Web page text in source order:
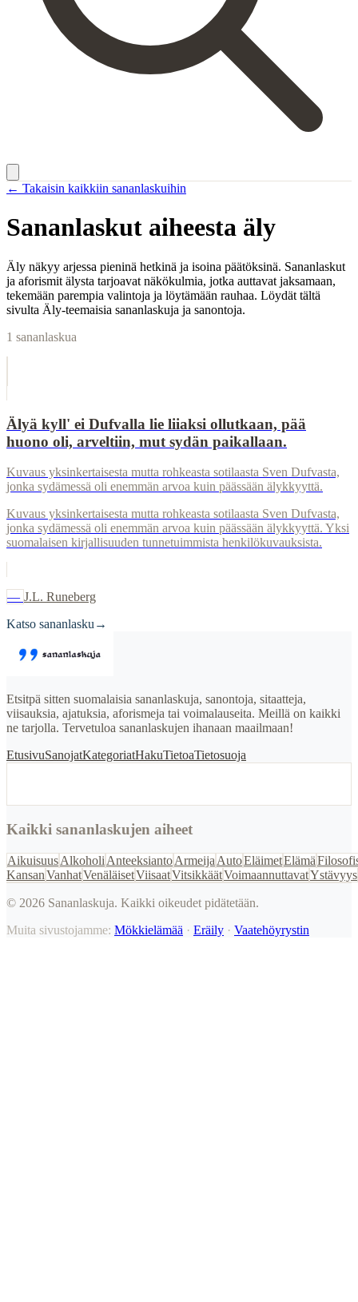
← Takaisin kaikkiin sananlaskuihin
Sananlaskut aiheesta äly
Äly näkyy arjessa pieninä hetkinä ja isoina päätöksinä. Sananlaskut
ja aforismit älysta tarjoavat näkökulmia, jotka auttavat jaksamaan,
tekemään parempia valintoja ja löytämään rauhaa. Löydät tältä
sivulta Äly-teemaisia sananlaskuja ja sanontoja.
1 sananlaskua
Älyä kyll' ei Dufvalla lie liiaksi ollutkaan, pää
huono oli, arveltiin, mut sydän paikallaan.
Kuvaus yksinkertaisesta mutta rohkeasta sotilaasta Sven Dufvasta,
jonka sydämessä oli enemmän arvoa kuin päässään älykkyyttä.
Kuvaus yksinkertaisesta mutta rohkeasta sotilaasta Sven Dufvasta,
jonka sydämessä oli enemmän arvoa kuin päässään älykkyyttä. Yksi
suomalaisen kirjallisuuden tunnetuimmista henkilökuvauksista.
— J.L. Runeberg
Katso sananlasku →
Etsitpä sitten suomalaisia sananlaskuja, sanontoja, sitaatteja,
viisauksia, ajatuksia, aforismeja tai voimalauseita. Meillä on kaikki
ne tarjolla. Tervetuloa sananlaskujen ihanaan maailmaan!
EtusivuSanojatKategoriatHakuTietoaTietosuoja
Kaikki sananlaskujen aiheet
AikuisuusAlkoholi AnteeksiantoArmeija AutoEläimetElämä
KansanVanhatVenäläisetViisaatVitsikkäätVoimaannuttavatYstävyys
© 2026 Sananlaskuja. Kaikki oikeudet pidätetään.
Muita sivustojamme: Mökkielämää · Eräily · Vaatehöyrystin